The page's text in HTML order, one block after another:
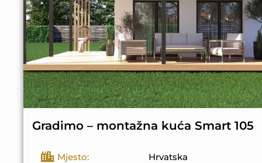
Gradimo – montažna kuća Smart 105
Mjesto:
Hrvatska